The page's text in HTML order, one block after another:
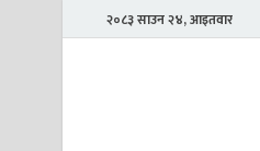
२०८३ साउन २४, आइतवार